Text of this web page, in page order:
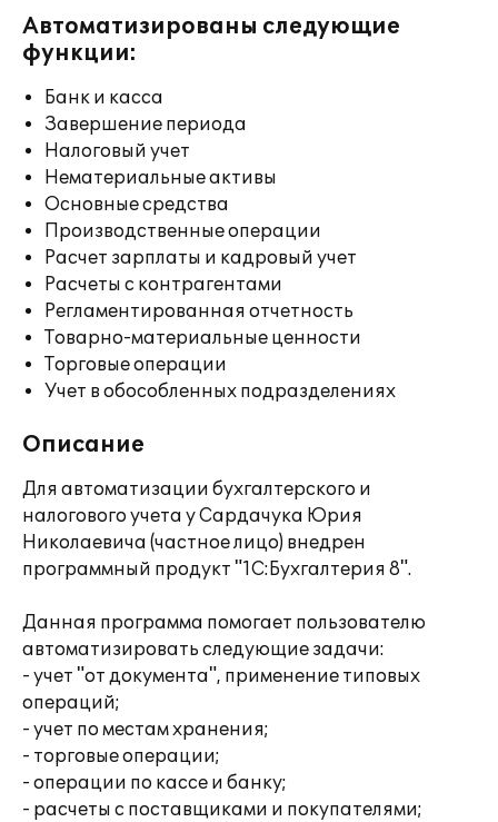
Автоматизированы следующие
функции:
Банк и касса
Завершение периода
Налоговый учет
Нематериальные активы
Основные средства
Производственные операции
Расчет зарплаты и кадровый учет
Расчеты с контрагентами
Регламентированная отчетность
Товарно-материальные ценности
Торговые операции
Учет в обособленных подразделениях
Описание
Для автоматизации бухгалтерского и
налогового учета у Сардачука Юрия
Николаевича (частное лицо) внедрен
программный продукт "1C:Бухгалтерия 8".
Данная программа помогает пользователю
автоматизировать следующие задачи:
- учет "от документа", применение типовых
операций;
- учет по местам хранения;
- торговые операции;
- операции по кассе и банку;
- расчеты с поставщиками и покупателями;